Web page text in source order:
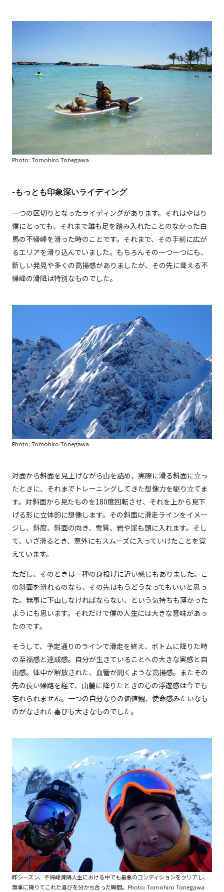
Photo: Tomohiro Tonegawa
-もっとも印象深いライディング
一つの区切りとなったライディングがあります。それはやはり
僕にとっても、それまで誰も足を踏み入れたことのなかった白
馬の不帰峰を滑った時のことです。それまで、その手前に広が
るエリアを滑り込んでいました。もちろんその一つ一つにも、
新しい発見や多くの高揚感がありましたが、その先に聳える不
帰峰の滑降は特別なものでした。
Photo: Tomohiro Tonegawa
対面から斜面を見上げながら山を詰め、実際に滑る斜面に立っ
たときに、それまでトレーニングしてきた想像力を駆り立てま
す。対斜面から見たものを180度回転させ、それを上から見下
げる形に立体的に想像します。その斜面に滑走ラインをイメー
ジし、斜度、斜面の向き、雪質、岩や崖も頭に入れます。そし
て、いざ滑るとき、意外にもスムーズに入っていけたことを覚
えています。
ただし、そのときは一種の身投げに近い感じもありました。こ
の斜面を滑れるのなら、その先はもうどうなってもいいと思っ
た。無事に下山しなければならない、という気持ちも薄かった
ようにも思います。それだけで僕の人生には大きな意味があっ
たのです。
そうして、予定通りのラインで滑走を終え、ボトムに降りた時
の至福感と達成感。自分が生きていることへの大きな実感と自
由感。体中が解放された、血管が開くような高揚感。またその
先の長い帰路を経て、山麓に降りたときの心の浮遊感は今でも
忘れられません。一つの自分なりの価値観、使命感みたいなも
のがなされた喜びも大きなものでした。
昨シーズン、不帰峰滑降人生における中でも最悪のコンディションをクリアし、
無事に降りてこれた喜びを分かち合った瞬間。Photo: Tomohiro Tonegawa